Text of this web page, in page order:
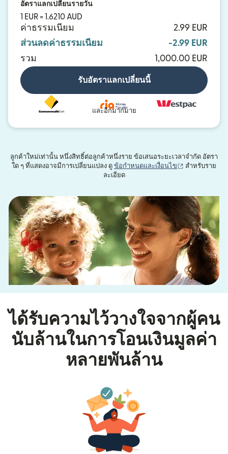
อัตราแลกเปลี่ยนรายวัน
1 EUR = 1.6210 AUD
ค่าธรรมเนียม
2.99 EUR
ส่วนลดค่าธรรมเนียม
-2.99 EUR
รวม
1,000.00 EUR
รับอัตราแลกเปลี่ยนนี้
และอีกมากมาย
ลูกค้าใหม่เท่านั้น หนึ่งสิทธิ์ต่อลูกค้าหนึ่งราย ข้อเสนอระยะเวลาจำกัด อัตรา
ใด ๆ ที่แสดงอาจมีการเปลี่ยนแปลง ดู ข้อกำหนดและเงื่อนไข (เปิดในหน้าต่า
สำหรับราย
ละเอียด
ได้รับความไว้วางใจจากผู้คน
นับล้านในการโอนเงินมูลค่า
หลายพันล้าน